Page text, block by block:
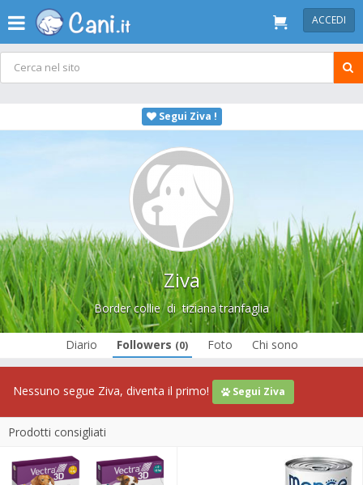
ACCEDI
Segui Ziva !
Ziva
Border collieditiziana tranfaglia
Diario Followers (0) Foto Chi sono
Nessuno segue Ziva, diventa il primo! Segui Ziva
Prodotti consigliati